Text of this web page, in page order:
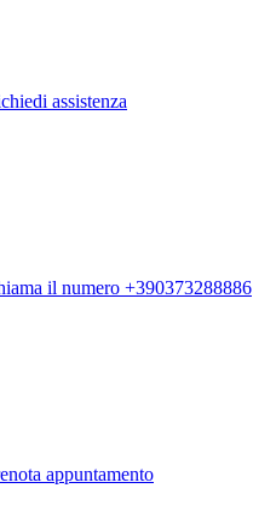
assistenza
il numero +390373288886
appuntamento